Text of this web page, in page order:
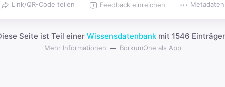
Link/QR-Code teilen Feedback einreichen Metadaten
Seite ist Teil einer Wissensdatenbankmit 1546
Mehr Informationen BorkumOne als App